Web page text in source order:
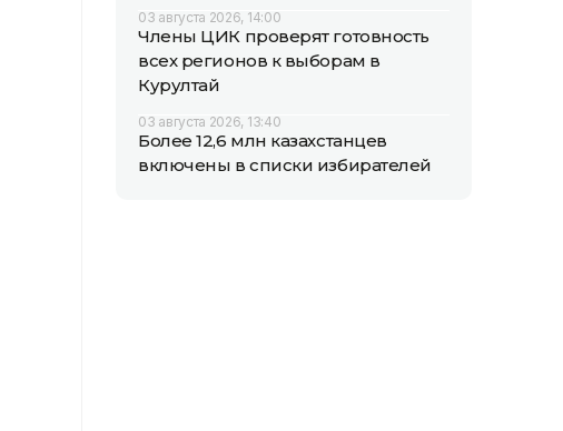
03 августа 2026, 14:00
Члены ЦИК проверят готовность
всех регионов к выборам в
Курултай
03 августа 2026, 13:40
Более 12,6 млн казахстанцев
включены в списки избирателей